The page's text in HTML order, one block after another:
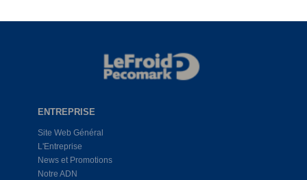
ENTREPRISE
Site Web Général
L'Entreprise
News et Promotions
Notre ADN